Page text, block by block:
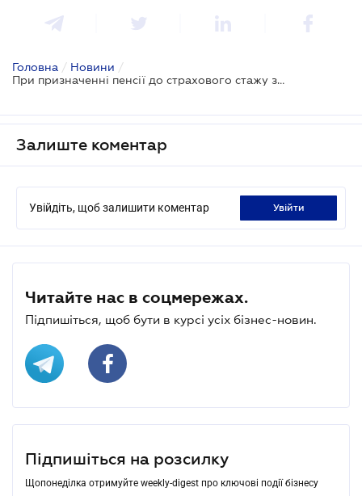
Головна / Новини /
При призначенні пенсії до страхового стажу зараховуватиметься робота за кордоном - прийнято Закон
Залиште коментар
Увійдіть, щоб залишити коментар увійти
Читайте нас в соцмережах.
Підпишіться, щоб бути в курсі усіх бізнес-новин.
Підпишіться на розсилку
Щопонеділка отримуйте weekly-digest про ключові події бізнесу